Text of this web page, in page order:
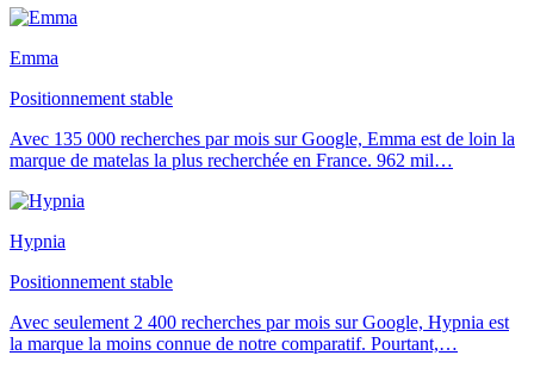
Emma
Positionnement stable
Avec 135 000 recherches par mois sur Google, Emma est de loin la
marque de matelas la plus recherchée en France. 962 mil…
Hypnia
Positionnement stable
Avec seulement 2 400 recherches par mois sur Google, Hypnia est
la marque la moins connue de notre comparatif. Pourtant,…